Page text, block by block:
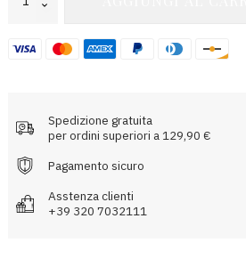
Gym
Spedizione gratuita
per ordini superiori a 129,90 €
Pagamento sicuro
Asstenza clienti
+39 320 7032111